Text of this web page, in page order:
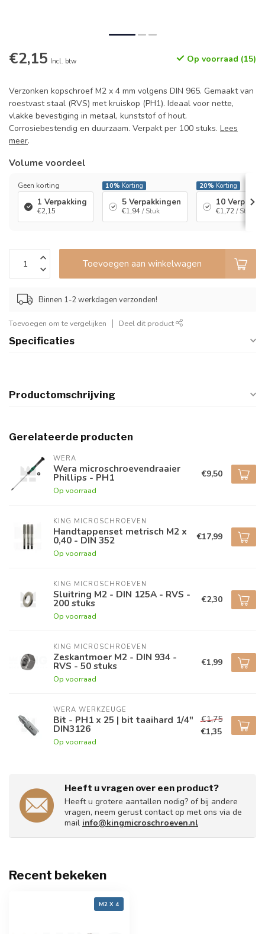
€2,15 Incl. btw Op voorraad (15)
Verzonken kopschroef M2 x 4 mm volgens DIN 965. Gemaakt van
roestvast staal (RVS) met kruiskop (PH1). Ideaal voor nette,
vlakke bevestiging in metaal, kunststof of hout.
Corrosiebestendig en duurzaam. Verpakt per 100 stuks. Lees
meer.
Volume voordeel
Geen korting
1 Verpakking
€2,15
10% Korting
5 Verpakkingen
€1,94/ Stuk
20% Korting
10
€1,72/ Stuk
Toevoegen aan winkelwagen
Binnen 1-2 werkdagen verzonden!
Toevoegen om te vergelijken Deel dit product
Specificaties
Productomschrijving
Gerelateerde producten
WERA
Wera microschroevendraaier
Phillips - PH1
Op voorraad
€9,50
KING MICROSCHROEVEN
Handtappenset metrisch M2 x
0,40 - DIN 352
Op voorraad
€17,99
KING MICROSCHROEVEN
Sluitring M2 - DIN 125A - RVS -
200 stuks
Op voorraad
€2,30
KING MICROSCHROEVEN
Zeskantmoer M2 - DIN 934 -
RVS - 50 stuks
Op voorraad
€1,99
WERA WERKZEUGE
Bit - PH1 x 25 | bit taaihard 1/4"
DIN3126
Op voorraad
€1,75
€1,35
Heeft u vragen over een product?
Heeft u grotere aantallen nodig? of bij andere
vragen, neem gerust contact op met ons via de
mail info@kingmicroschroeven.nl
Recent bekeken
M2 X 4